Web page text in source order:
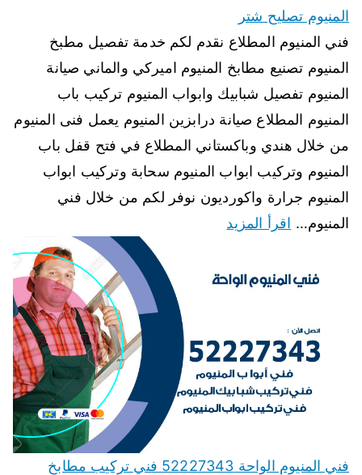
المنيوم تصليح شتر
فني المنيوم المطلاع نقدم لكم خدمة تفصيل مطبخ
المنيوم تصنيع مطابخ المنيوم اميركي والماني صيانة
المنيوم تفصيل شبابيك وابواب المنيوم تركيب باب
المنيوم المطلاع صيانة درابزين المنيوم يعمل فنى المنيوم
من خلال هندي وباكستاني المطلاع في فتح قفل باب
المنيوم وتركيب ابواب المنيوم سحابة وتركيب ابواب
المنيوم جرارة واكورديون نوفر لكم من خلال فني
المنيوم… اقرأ المزيد
فني المنيوم الواحة 52227343 فني تركيب مطابخ